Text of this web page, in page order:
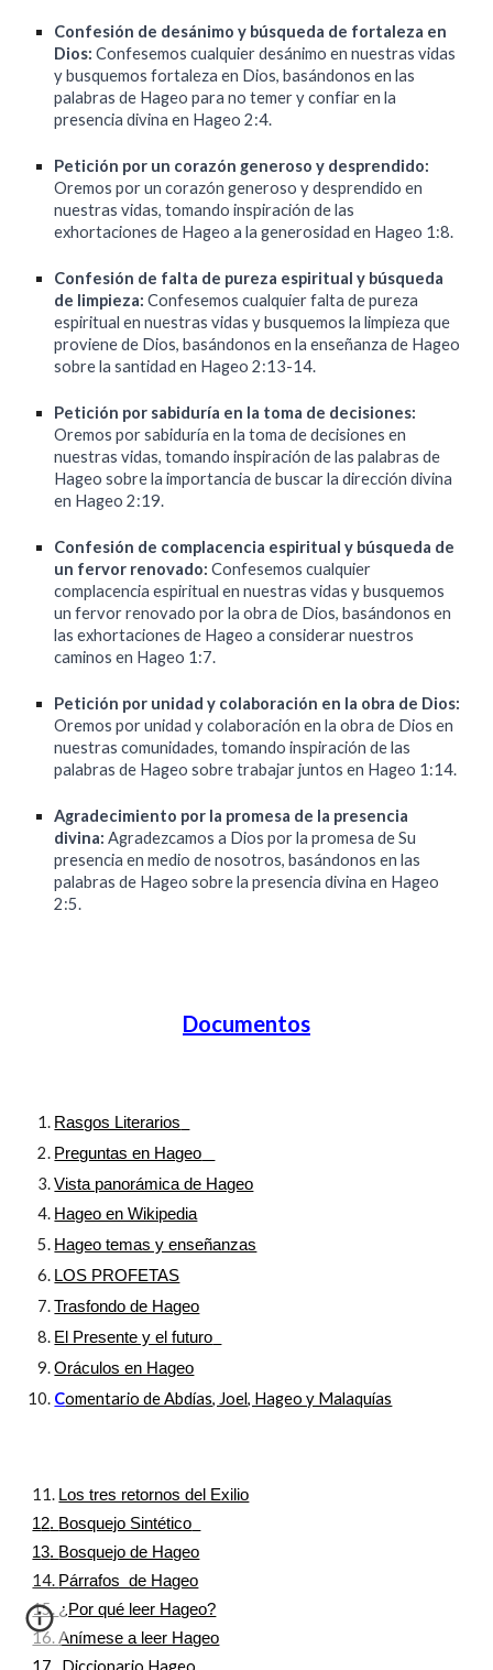
Confesión de desánimo y búsqueda de fortaleza en
Dios:Confesemos cualquier desánimo en nuestras vidas
y busquemos fortaleza en Dios, basándonos en las
palabras de Hageo para no temer y confiar en la
presencia divina en Hageo 2:4.
Petición por un corazón generoso y desprendido:
Oremos por un corazón generoso y desprendido en
nuestras vidas, tomando inspiración de las
exhortaciones de Hageo a la generosidad en Hageo 1:8.
Confesión de falta de pureza espiritual y búsqueda
de limpieza:Confesemos cualquier falta de pureza
espiritual en nuestras vidas y busquemos la limpieza que
proviene de Dios, basándonos en la enseñanza de Hageo
sobre la santidad en Hageo 2:13-14.
Petición por sabiduría en la toma de decisiones:
Oremos por sabiduría en la toma de decisiones en
nuestras vidas, tomando inspiración de las palabras de
Hageo sobre la importancia de buscar la dirección divina
en Hageo 2:19.
Confesión de complacencia espiritual y búsqueda de
un fervor renovado:Confesemos cualquier
complacencia espiritual en nuestras vidas y busquemos
un fervor renovado por la obra de Dios, basándonos en
las exhortaciones de Hageo a considerar nuestros
caminos en Hageo 1:7.
Petición por unidad y colaboración en la obra de Dios:
Oremos por unidad y colaboración en la obra de Dios en
nuestras comunidades, tomando inspiración de las
palabras de Hageo sobre trabajar juntos en Hageo 1:14.
Agradecimiento por la promesa de la presencia
divina:Agradezcamos a Dios por la promesa de Su
presencia en medio de nosotros, basándonos en las
palabras de Hageo sobre la presencia divina en Hageo
2:5.
Documentos
Rasgos Literarios
Preguntas en Hageo
Vista panorámica de Hageo
Hageo en Wikipedia
Hageo temas y enseñanzas
LOS PROFETAS
Trasfondo de Hageo
El Presente y el futuro
Oráculos en Hageo
Comentario de Abdías, Joel, Hageo y Malaquías
11. Los tres retornos del Exilio
12. Bosquejo Sintético
13. Bosquejo de Hageo
14. Párrafos de Hageo
15. ¿Por qué leer Hageo?
16.Anímese a leer Hageo
17. Diccionario Hageo